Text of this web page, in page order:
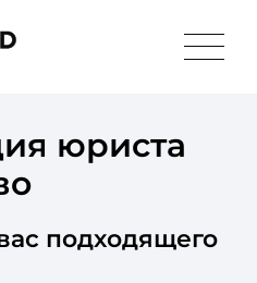
юриста
подходящего